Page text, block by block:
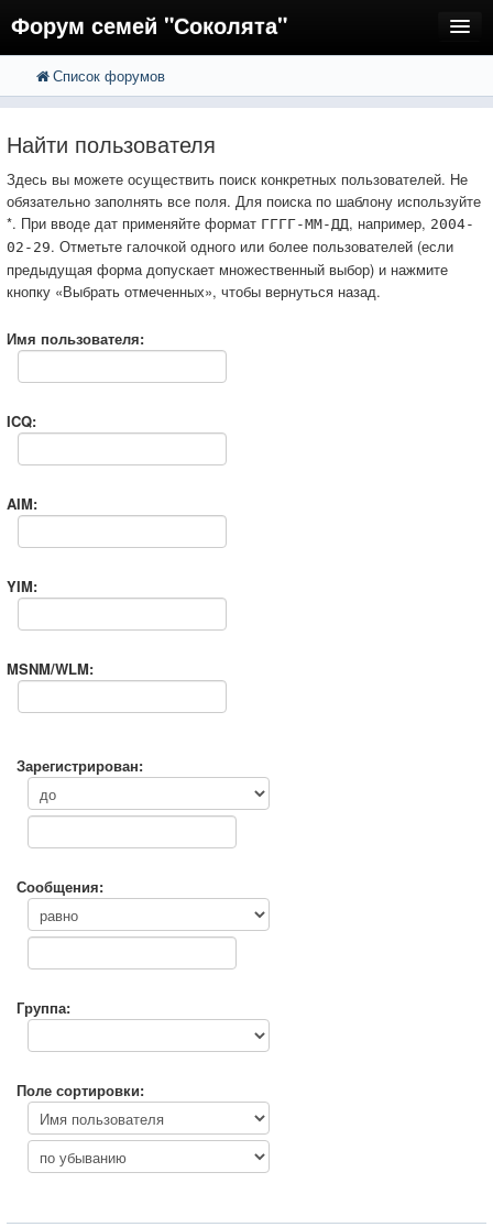
Форум семей "Соколята"
FAQ
Вход
Список форумов
Найти пользователя
Здесь вы можете осуществить поиск конкретных пользователей. Не
обязательно заполнять все поля. Для поиска по шаблону используйте
*. При вводе дат применяйте формат ГГГГ-ММ-ДД, например, 2004-
02-29. Отметьте галочкой одного или более пользователей (если
предыдущая форма допускает множественный выбор) и нажмите
кнопку «Выбрать отмеченных», чтобы вернуться назад.
Имя пользователя:
ICQ:
AIM:
YIM:
MSNM/WLM:
Зарегистрирован:
Сообщения:
Группа:
Поле сортировки: